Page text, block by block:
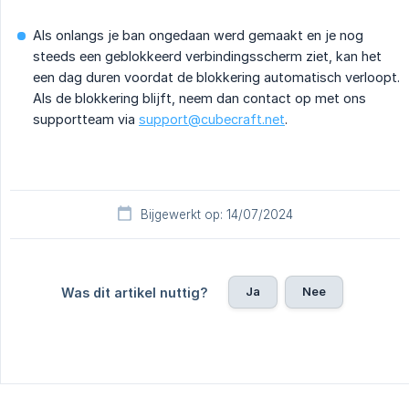
Als onlangs je ban ongedaan werd gemaakt en je nog
steeds een geblokkeerd verbindingsscherm ziet, kan het
een dag duren voordat de blokkering automatisch verloopt.
Als de blokkering blijft, neem dan contact op met ons
supportteam via support@cubecraft.net.
Bijgewerkt op: 14/07/2024
Was dit artikel nuttig? Ja Nee